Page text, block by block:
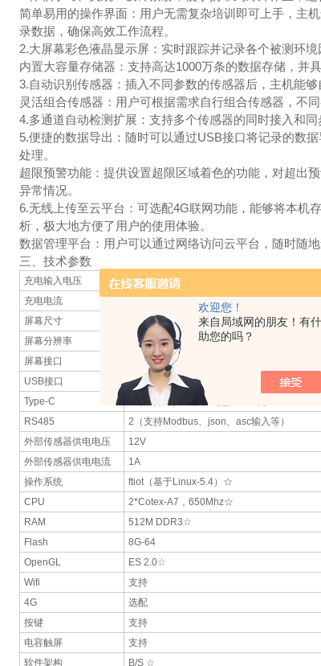
欢迎您！
来自局域网的朋友！有
助您的吗？
简单易用的操作界面：用户无需复杂培训即可上手，主
录数据，确保高效工作流程。
2.大屏幕彩色液晶显示屏：实时跟踪并记录各个被测环
内置大容量存储器：支持高达1000万条的数据存储，并
3.自动识别传感器：插入不同参数的传感器后，主机能
灵活组合传感器：用户可根据需求自行组合传感器，不
4.多通道自动检测扩展：支持多个传感器的同时接入和
5.便捷的数据导出：随时可以通过USB接口将记录的数
处理。
超限预警功能：提供设置超限区域着色的功能，对超出
异常情况。
6.无线上传至云平台：可选配4G联网功能，能够将本机
析，极大地方便了用户的使用体验。
数据管理平台：用户可以通过网络访问云平台，随时随
三、技术参数
充电输入电压
4.5V-5.5V
充电电流
屏幕尺寸
3.5寸
屏幕分辨率
480*800☆
屏幕接口
MIPI DSI☆
USB接口
2（支持外扩鼠标、键盘、4G等）☆
Type-C
1（支持外扩鼠标、键盘、4G等）☆
RS485
2（支持Modbus、json、asc输入等）
外部传感器供电电压
12V
外部传感器供电电流
1A
操作系统
ftiot（基于Linux-5.4）☆
CPU
2*Cotex-A7，650Mhz☆
RAM
512M DDR3☆
Flash
8G-64
OpenGL
ES 2.0☆
Wifi
支持
4G
选配
按键
支持
电容触屏
支持
软件架构
B/S ☆